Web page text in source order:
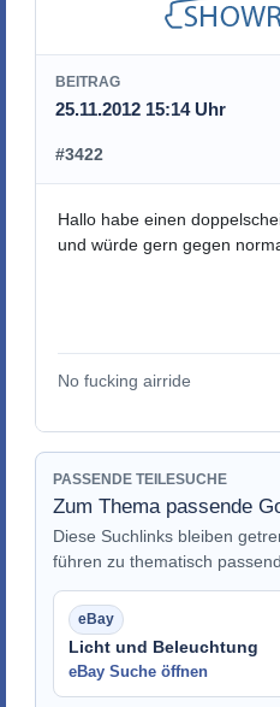
BEITRAG
25.11.2012 15:14 Uhr
#3422
Hallo habe einen
und würde gern gegen
No fucking airride
PASSENDE TEILESUCHE
Zum Thema passende
Diese Suchlinks bleiben
führen zu thematisch
Licht und Beleuchtung
eBay Suche öffnen